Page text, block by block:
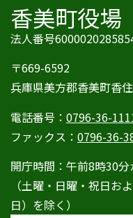
香美町役場
法人番号
〒669-6592
兵庫県美方郡香美町香
電話番号： 0796-36-
ファックス： 0796-36-
開庁時間：午前8時30
（土曜・日曜・祝日お
日）を除く）